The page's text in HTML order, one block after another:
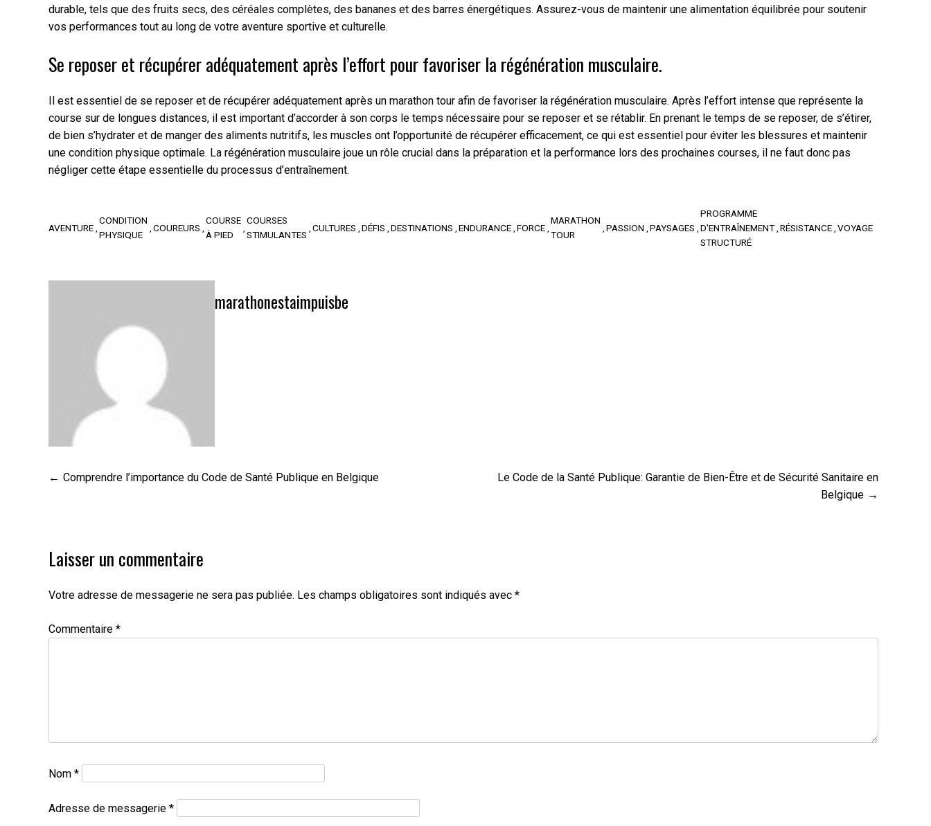
durable, tels que des fruits secs, des céréales complètes, des bananes et des barres énergétiques. Assurez-vous de maintenir une alimentation équilibrée pour soutenir
vos performances tout au long de votre aventure sportive et culturelle.
Se reposer et récupérer adéquatement après l’effort pour favoriser la régénération musculaire.
Il est essentiel de se reposer et de récupérer adéquatement après un marathon tour afin de favoriser la régénération musculaire. Après l’effort intense que représente la
course sur de longues distances, il est important d’accorder à son corps le temps nécessaire pour se reposer et se rétablir. En prenant le temps de se reposer, de s’étirer,
de bien s’hydrater et de manger des aliments nutritifs, les muscles ont l’opportunité de récupérer efficacement, ce qui est essentiel pour éviter les blessures et maintenir
une condition physique optimale. La régénération musculaire joue un rôle crucial dans la préparation et la performance lors des prochaines courses, il ne faut donc pas
négliger cette étape essentielle du processus d’entraînement.
AVENTURE
CONDITION
PHYSIQUE
COUREURS
COURSE
À PIED
COURSES
STIMULANTES
CULTURES DÉFIS DESTINATIONS ENDURANCE FORCE
MARATHON
TOUR
PASSION PAYSAGES
PROGRAMME
D'ENTRAÎNEMENT
STRUCTURÉ
RÉSISTANCE VOYAGE
marathonestaimpuisbe
Navigation
Comprendre l’importance du Code de Santé Publique en Belgique
Le Code de la Santé Publique: Garantie de Bien-Être et de Sécurité Sanitaire en
Belgique
Laisser un commentaire
Votre adresse de messagerie ne sera pas publiée. Les champs obligatoires sont indiqués avec *
Commentaire *
Nom *
Adresse de messagerie *